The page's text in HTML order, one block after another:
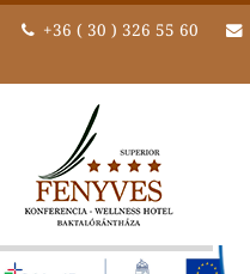
+36 ( 30 ) 326 55 60